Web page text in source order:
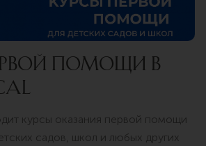
ПОМОЩИ В
курсы оказания первой помощи
садов, школ и любых других